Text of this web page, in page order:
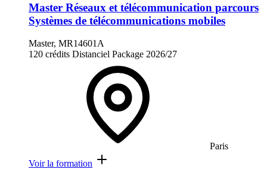
Master Réseaux et télécommunication parcours
Systèmes de télécommunications mobiles
Master, MR14601A
120 crédits Distanciel Package 2026/27
Paris
Voir la formation